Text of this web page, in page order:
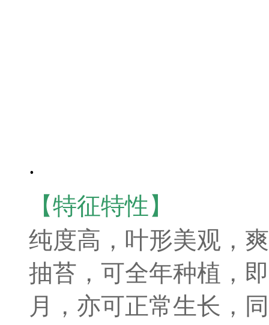
.
【特征特性】
纯度高，叶形美观，
抽苔，可全年种植，
月，亦可正常生长，